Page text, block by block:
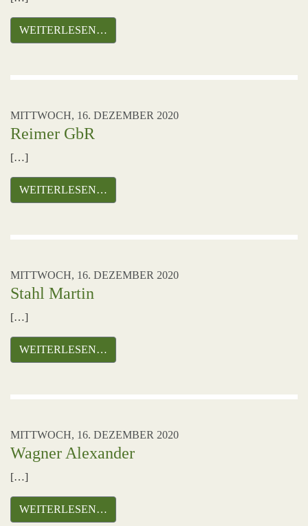
WEITERLESEN…
MITTWOCH, 16. DEZEMBER 2020
Reimer GbR
[…]
WEITERLESEN…
MITTWOCH, 16. DEZEMBER 2020
Stahl Martin
[…]
WEITERLESEN…
MITTWOCH, 16. DEZEMBER 2020
Wagner Alexander
[…]
WEITERLESEN…